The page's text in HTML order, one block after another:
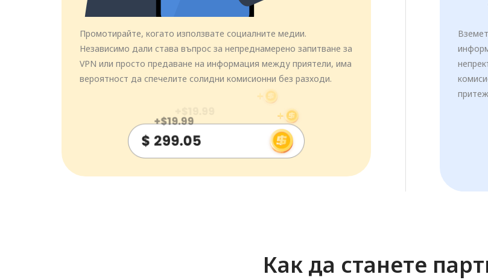
Промотирайте, когато използвате социалните медии.
Независимо дали става въпрос за непреднамерено запитване за
VPN или просто предаване на информация между приятели, има
вероятност да спечелите солидни комисионни без разходи.
Как да станете